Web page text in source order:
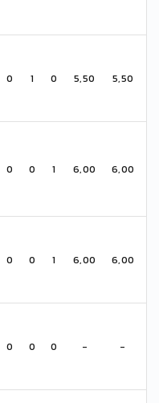
0 1 0 5,50 5,50
0 0 1 6,00 6,00
0 0 1 6,00 6,00
0 0 0 - -